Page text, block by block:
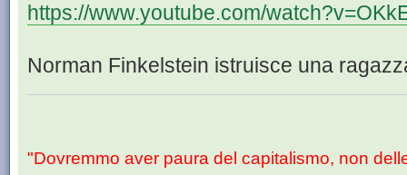
https://www.youtube.com/
Norman Finkelstein istruisce una
"Dovremmo aver paura del capitalismo, non